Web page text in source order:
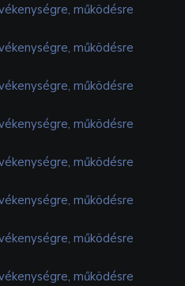
működésre
működésre
működésre
működésre
működésre
működésre
működésre
működésre